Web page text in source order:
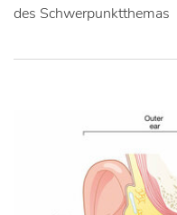
des Schwerpunktthemas